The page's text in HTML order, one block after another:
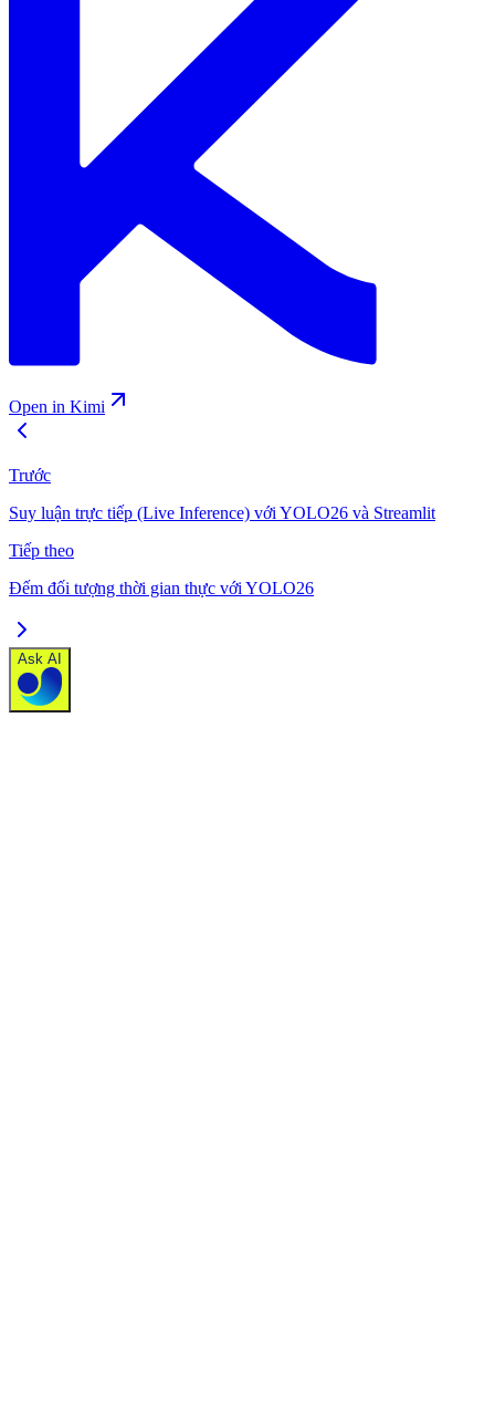
Open in Kimi
Trước
Suy luận trực tiếp (Live Inference) với YOLO26 và Streamlit
Tiếp theo
Đếm đối tượng thời gian thực với YOLO26
Ask AI